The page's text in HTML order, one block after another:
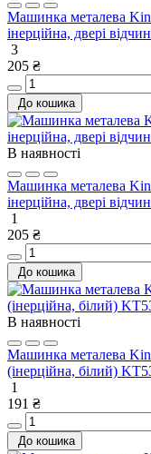
Машинка металева
інерційна, двері
3
205 ₴
До кошика
В наявності
Машинка металева
інерційна, двері
1
205 ₴
До кошика
В наявності
Машинка металева
(інерційна, білий)
1
191 ₴
До кошика